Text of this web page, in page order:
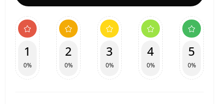
1
0%
2
0%
3
0%
4
0%
5
0%